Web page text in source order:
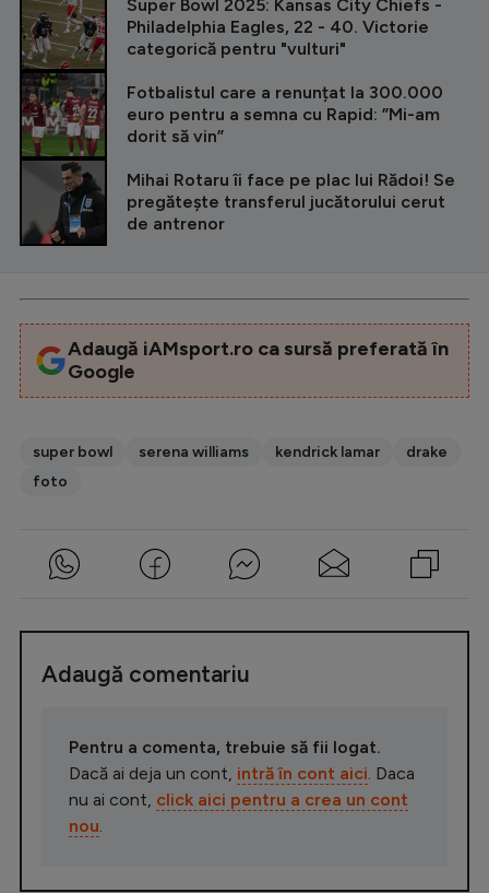
Super Bowl 2025: Kansas City Chiefs -
Philadelphia Eagles, 22 - 40. Victorie
categorică pentru "vulturi"
Fotbalistul care a renunțat la 300.000
euro pentru a semna cu Rapid: ”Mi-am
dorit să vin”
Mihai Rotaru îi face pe plac lui Rădoi! Se
pregătește transferul jucătorului cerut
de antrenor
Adaugă iAMsport.ro ca sursă preferată în
Google
super bowl serena williams kendrick lamar
drake
foto
Adaugă comentariu
Pentru a comenta, trebuie să fii logat.
Dacă ai deja un cont, intră în cont aici. Daca
nu ai cont, click aici pentru a crea un cont
nou.